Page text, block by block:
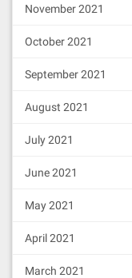
November 2021
October 2021
September 2021
August 2021
July 2021
June 2021
May 2021
April 2021
March 2021